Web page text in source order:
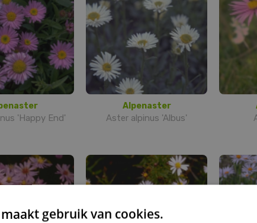
'Happy End'
Alpenaster
Aster alpinus 'Albus'
gebruik van cookies.